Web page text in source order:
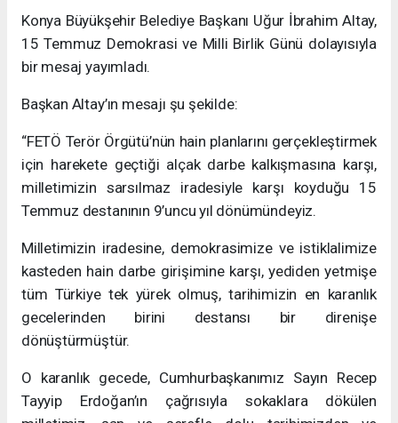
Konya Büyükşehir Belediye Başkanı Uğur İbrahim Altay,
15 Temmuz Demokrasi ve Milli Birlik Günü dolayısıyla
bir mesaj yayımladı.
Başkan Altay’ın mesajı şu şekilde:
“FETÖ Terör Örgütü’nün hain planlarını gerçekleştirmek
için harekete geçtiği alçak darbe kalkışmasına karşı,
milletimizin sarsılmaz iradesiyle karşı koyduğu 15
Temmuz destanının 9’uncu yıl dönümündeyiz.
Milletimizin iradesine, demokrasimize ve istiklalimize
kasteden hain darbe girişimine karşı, yediden yetmişe
tüm Türkiye tek yürek olmuş, tarihimizin en karanlık
gecelerinden birini destansı bir direnişe
dönüştürmüştür.
O karanlık gecede, Cumhurbaşkanımız Sayın Recep
Tayyip Erdoğan’ın çağrısıyla sokaklara dökülen